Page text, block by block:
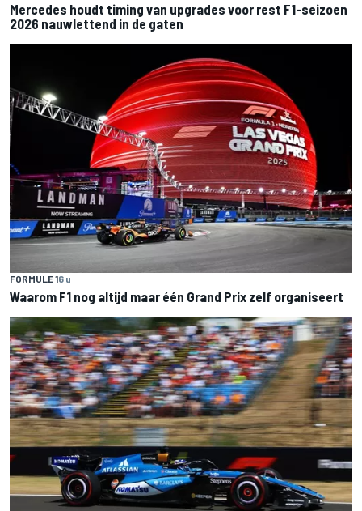
Mercedes houdt timing van upgrades voor rest F1-seizoen
2026 nauwlettend in de gaten
FORMULE 16 u
Waarom F1 nog altijd maar één Grand Prix zelf organiseert